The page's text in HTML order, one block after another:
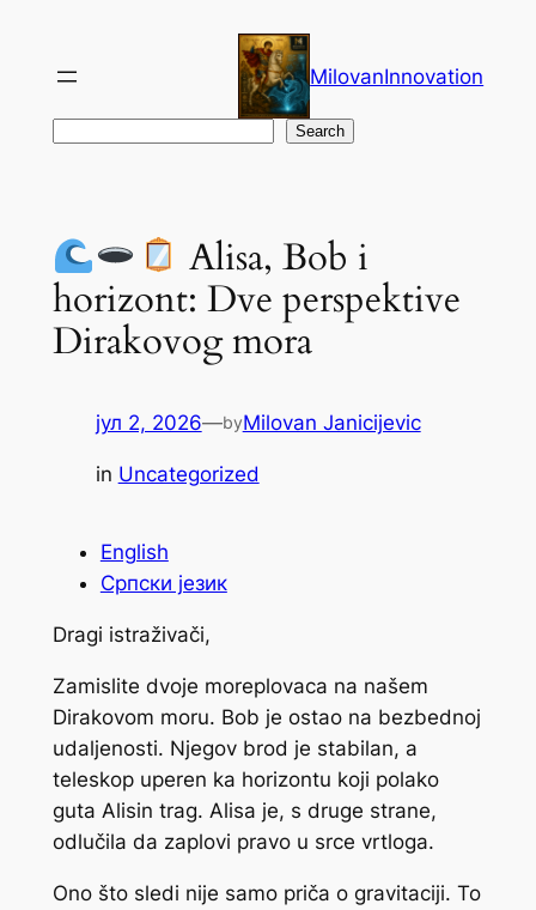
садржај
MilovanInnovation
Search
Alisa, Bob i
horizont: Dve perspektive
Dirakovog mora
јул 2, 2026—byMilovan Janicijevic
in Uncategorized
English
Српски језик
Dragi istraživači,
Zamislite dvoje moreplovaca na našem
Dirakovom moru. Bob je ostao na bezbednoj
udaljenosti. Njegov brod je stabilan, a
teleskop uperen ka horizontu koji polako
guta Alisin trag. Alisa je, s druge strane,
odlučila da zaplovi pravo u srce vrtloga.
Ono što sledi nije samo priča o gravitaciji. To